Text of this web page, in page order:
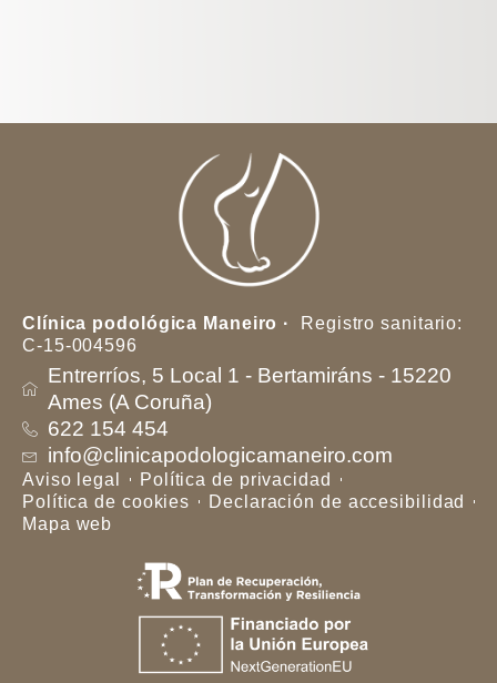
Clínica podológica Maneiro ·
Registro sanitario:
C-15-004596
Entrerríos, 5 Local 1 - Bertamiráns - 15220
Ames (A Coruña)
622 154 454
info@clinicapodologicamaneiro.com
Aviso legal
Política de privacidad
Política de cookies
Declaración de accesibilidad
Mapa web